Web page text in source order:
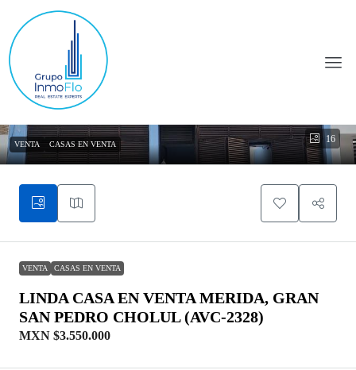
16
VENTA CASAS EN VENTA
VENTA CASAS EN VENTA
LINDA CASA EN VENTA MERIDA, GRAN
SAN PEDRO CHOLUL (AVC-2328)
MXN $3.550.000